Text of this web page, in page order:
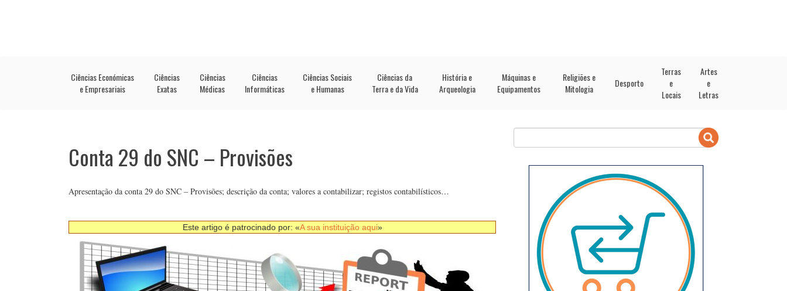
Ciências Económicas
e Empresariais
Ciências
Exatas
Ciências
Médicas
Ciências
Informáticas
Ciências Sociais
e Humanas
Ciências da
Terra e da Vida
História e
Arqueologia
Máquinas e
Equipamentos
Religiões e
Mitologia
Desporto
Terras
e
Locais
Artes
e
Letras
Conta 29 do SNC – Provisões
Apresentação da conta 29 do SNC – Provisões; descrição da conta; valores a contabilizar; registos contabilísticos…
Este artigo é patrocinado por: «A sua instituição aqui»